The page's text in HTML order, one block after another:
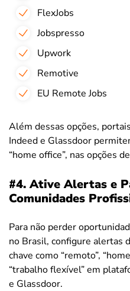
FlexJobs
Jobspresso
Upwork
Remotive
EU Remote Jobs
Além dessas opções,
Indeed e Glassdoor
“home office”, nas opções
#4. Ative Alertas e
Comunidades
Para não perder
no Brasil, configure alertas
chave como “remoto”,
“trabalho flexível” em
e Glassdoor.